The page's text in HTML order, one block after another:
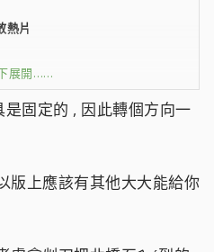
熱片
展開……
固定的 , 因此轉個方向一
版上應該有其他大大能給你